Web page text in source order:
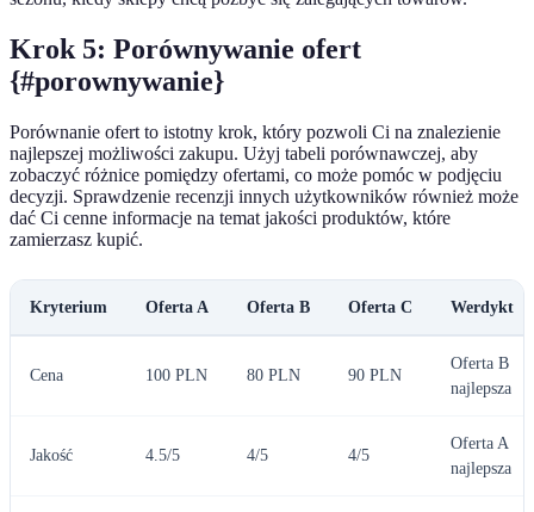
Krok 5: Porównywanie ofert
{#porownywanie}
Porównanie ofert to istotny krok, który pozwoli Ci na znalezienie
najlepszej możliwości zakupu. Użyj tabeli porównawczej, aby
zobaczyć różnice pomiędzy ofertami, co może pomóc w podjęciu
decyzji. Sprawdzenie recenzji innych użytkowników również może
dać Ci cenne informacje na temat jakości produktów, które
zamierzasz kupić.
Kryterium Oferta A Oferta B Oferta C Werdykt
Cena 100 PLN 80 PLN 90 PLN
Oferta B
najlepsza
Jakość 4.5/5 4/5 4/5
Oferta A
najlepsza